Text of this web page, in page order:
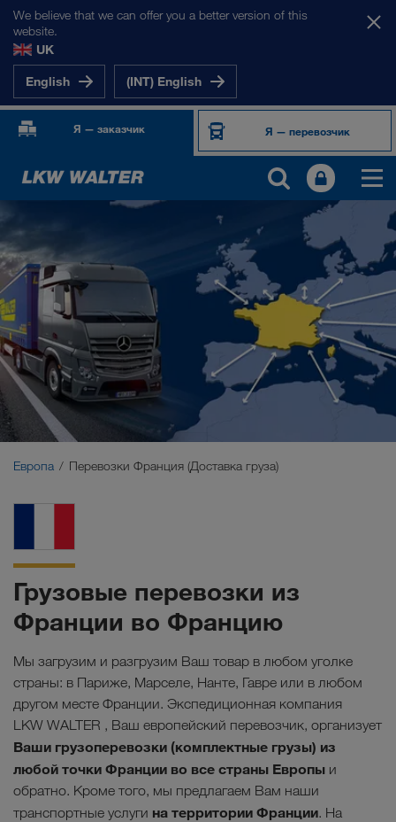
We believe that we can offer you a better version of this
website.
UK
English
(INT) English
Я — заказчик Я — перевозчик
НАШИ РЫНКИ
Европа
Центральная Азия
Россия
Ближний Восток
Европа Перевозки Франция (Доставка груза)
Грузовые перевозки из
Франции во Францию
Мы загрузим и разгрузим Ваш товар в любом уголке
страны: в Париже, Марселе, Нанте, Гавре или в любом
другом месте Франции. Экспедиционная компания
LKW WALTER , Ваш европейский перевозчик, организует
Ваши грузоперевозки (комплектные грузы) из
любой точки Франции во все страны Европы и
обратно. Кроме того, мы предлагаем Вам наши
транспортные услуги на территории Франции. На